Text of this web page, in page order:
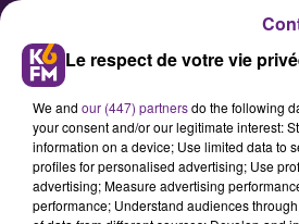
L’Ecrin met l’accent
Le respect de votre vie
We and our (447) partnersdo the following
your consent and/or our legitimate interest:
information on a device; Use limited data to
profiles for personalised advertising; Use
advertising; Measure advertising
performance; Understand audiences